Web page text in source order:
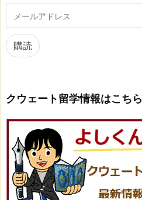
ル
ア
ド
購読
クウェート留学情報はこちら